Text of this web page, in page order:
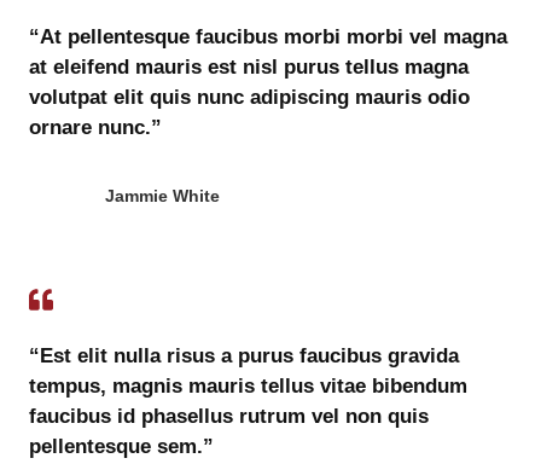
“At pellentesque faucibus morbi morbi vel magna
at eleifend mauris est nisl purus tellus magna
volutpat elit quis nunc adipiscing mauris odio
ornare nunc.”
Jammie White
“Est elit nulla risus a purus faucibus gravida
tempus, magnis mauris tellus vitae bibendum
faucibus id phasellus rutrum vel non quis
pellentesque sem.”